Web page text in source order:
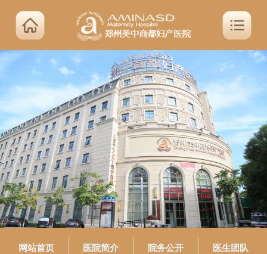
网站首页 医院简介 院务公开 医生团队